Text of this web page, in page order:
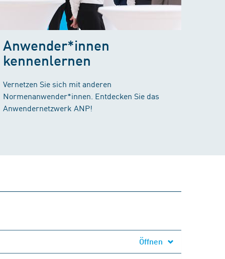
Anwender*innen
kennenlernen
Vernetzen Sie sich mit anderen
Normenanwender*innen. Entdecken Sie das
Anwendernetzwerk ANP!
Öffnen